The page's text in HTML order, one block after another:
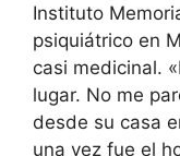
Instituto
psiquiátrico en
casi medicinal.
lugar. No me
desde su casa
una vez fue el